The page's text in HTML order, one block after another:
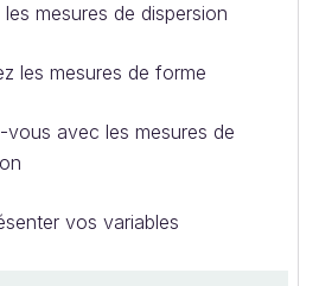
mesures de dispersion
les mesures de forme
vous avec les mesures de
vos variables